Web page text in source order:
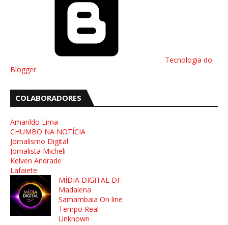
Tecnologia do
Blogger
COLABORADORES
Amarildo Lima
CHUMBO NA NOTÍCIA
Jornalismo Digital
Jornalista Micheli
Kelven Andrade
Lafaiete
MÍDIA DIGITAL DF
Madalena
Samambaia On line
Tempo Real
Unknown